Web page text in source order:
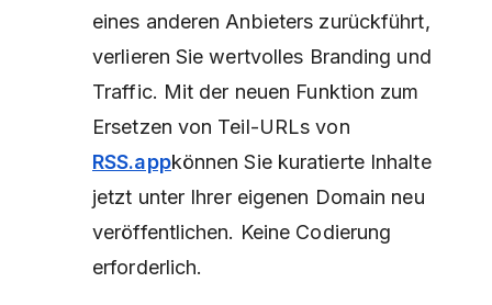
eines anderen Anbieters zurückführt,
verlieren Sie wertvolles Branding und
Traffic. Mit der neuen Funktion zum
Ersetzen von Teil-URLs von
RSS.appkönnen Sie kuratierte Inhalte
jetzt unter Ihrer eigenen Domain neu
veröffentlichen. Keine Codierung
erforderlich.